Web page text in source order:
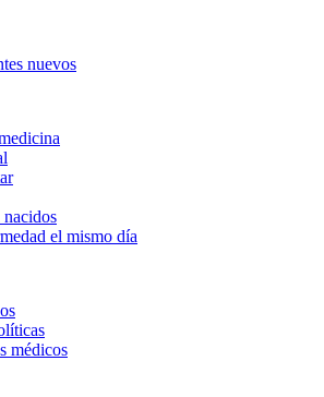
nuevos
nacidos
el mismo día
médicos